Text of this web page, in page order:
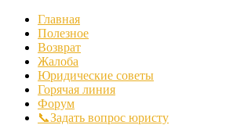
Главная
Полезное
Возврат
Жалоба
Юридические советы
Горячая линия
Форум
📞Задать вопрос юристу